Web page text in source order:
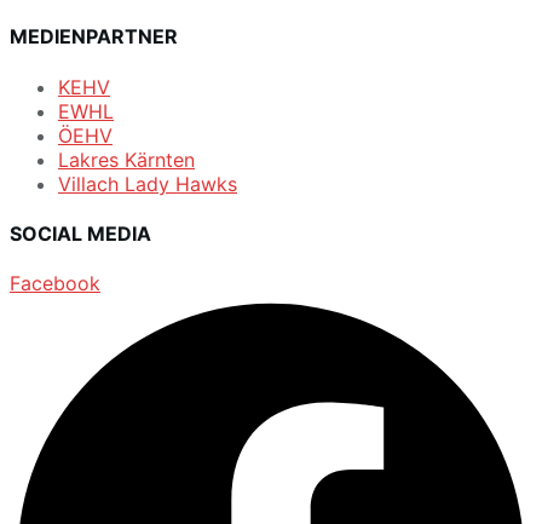
MEDIENPARTNER
KEHV
EWHL
ÖEHV
Lakres Kärnten
Villach Lady Hawks
SOCIAL MEDIA
Facebook